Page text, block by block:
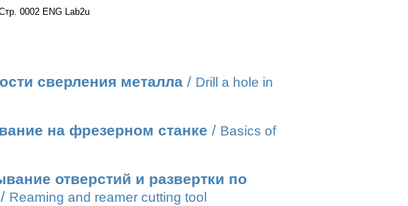
0002 ENG Lab2u
сверления металла / Drill a hole in
на фрезерном станке / Basics of
отверстий и развертки по
/ Reaming and reamer cutting tool